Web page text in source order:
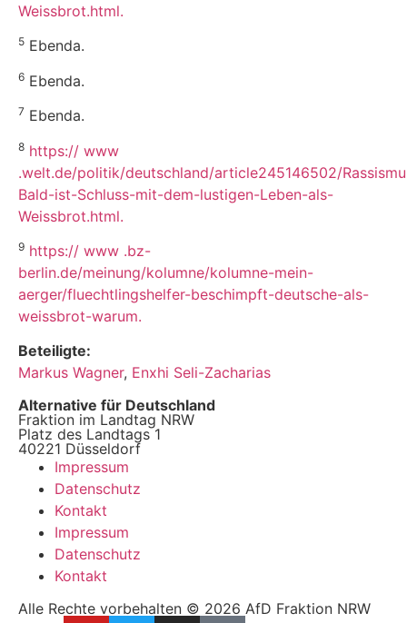
Weissbrot.html.
5 Ebenda.
6 Ebenda.
7 Ebenda.
8 https:// www
.welt.de/politik/deutschland/article245146502/
Bald-ist-Schluss-mit-dem-lustigen-Leben-als-
Weissbrot.html.
9 https:// www .bz-
berlin.de/meinung/kolumne/kolumne-mein-
aerger/fluechtlingshelfer-beschimpft-deutsche-als-
weissbrot-warum.
Beteiligte:
Markus Wagner, Enxhi Seli-Zacharias
Alternative für Deutschland
Fraktion im Landtag NRW
Platz des Landtags 1
40221 Düsseldorf
Impressum
Datenschutz
Kontakt
Impressum
Datenschutz
Kontakt
Alle Rechte vorbehalten © 2026 AfD Fraktion NRW